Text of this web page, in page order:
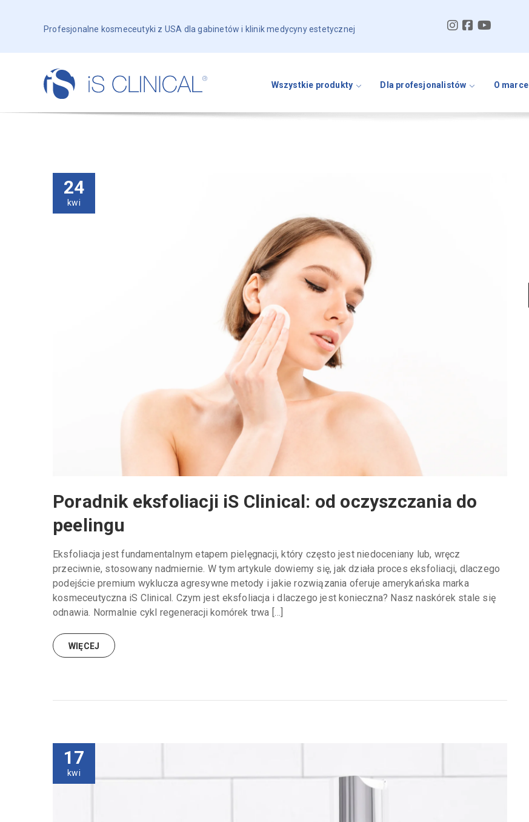
Profesjonalne kosmeceutyki z USA dla gabinetów i klinik medycyny estetycznej
Wszystkie produkty Dla profesjonalistów O marce
24
kwi
Poradnik eksfoliacji iS Clinical: od oczyszczania do
peelingu
Eksfoliacja jest fundamentalnym etapem pielęgnacji, który często jest niedoceniany lub, wręcz
przeciwnie, stosowany nadmiernie. W tym artykule dowiemy się, jak działa proces eksfoliacji, dlaczego
podejście premium wyklucza agresywne metody i jakie rozwiązania oferuje amerykańska marka
kosmeceutyczna iS Clinical. Czym jest eksfoliacja i dlaczego jest konieczna? Nasz naskórek stale się
odnawia. Normalnie cykl regeneracji komórek trwa […]
WIĘCEJ
17
kwi